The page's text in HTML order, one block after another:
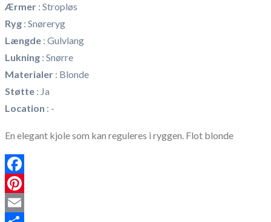
Ærmer : Stropløs
Ryg : Snøreryg
Længde : Gulvlang
Lukning : Snørre
Materialer : Blonde
Støtte : Ja
Location : -
En elegant kjole som kan reguleres i ryggen. Flot blonde
Facebook
Pinterest